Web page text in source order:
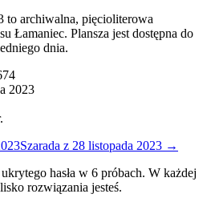
to archiwalna, pięcioliterowa
Łamaniec. Plansza jest dostępna do
dnia.
2023
Szarada z 28 listopada 2023 →
hasła w 6 próbach. W każdej
rozwiązania jesteś.